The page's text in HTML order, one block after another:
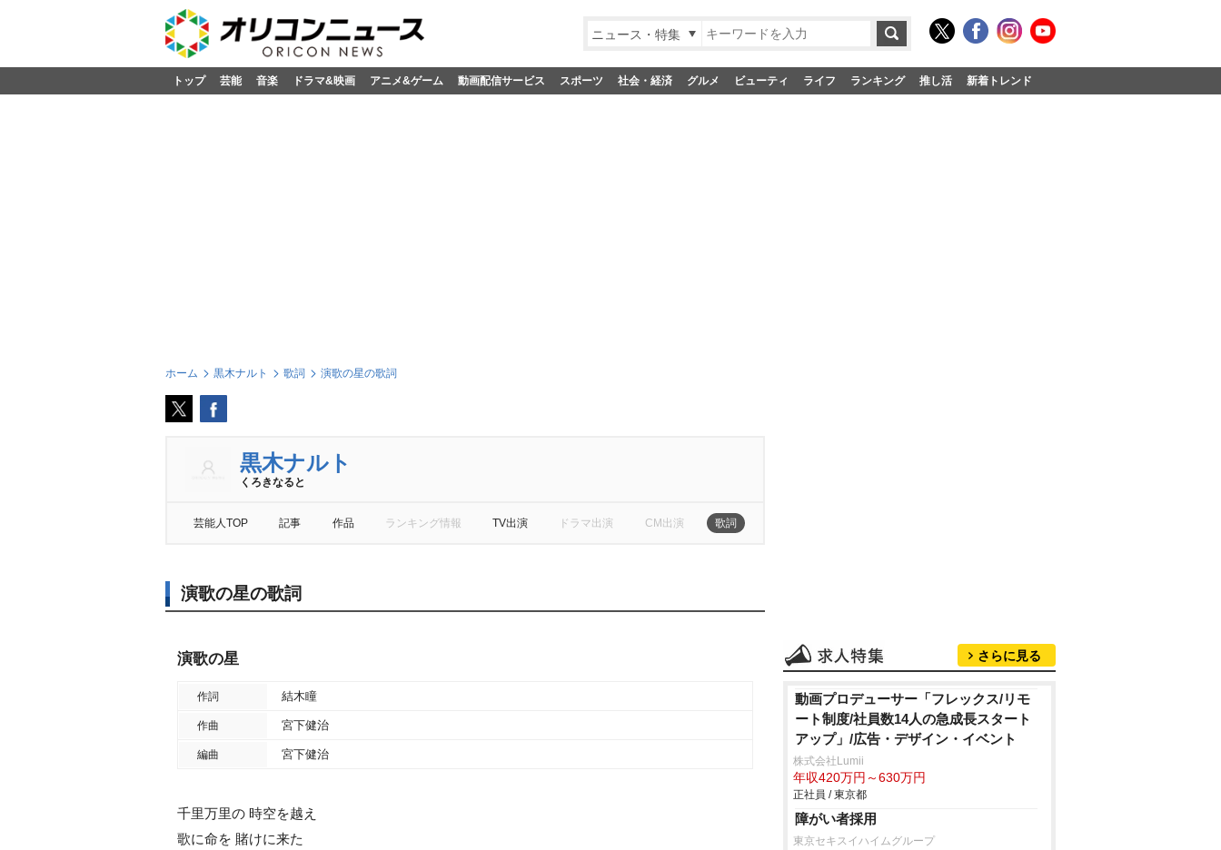
ニュース・特集
トップ 芸能 音楽 ドラマ&映画 アニメ&ゲーム 動画配信サービス スポーツ 社会・経済 グルメ ビューティ ライフ ランキング 推し活 新着トレンド
ホーム 黒木ナルト 歌詞 演歌の星の歌詞
黒木ナルト
くろきなると
芸能人TOP 記事 作品 ランキング情報 TV出演 ドラマ出演 CM出演 歌詞
演歌の星の歌詞
演歌の星
作詞 結木瞳
作曲 宮下健治
編曲 宮下健治
千里万里の 時空を越え
歌に命を 賭けに来た
さらに見る
動画プロデューサー「フレックス/リモ
ート制度/社員数14人の急成長スタート
アップ」/広告・デザイン・イベント
株式会社Lumii
年収420万円～630万円
正社員 / 東京都
障がい者採用
東京セキスイハイムグループ